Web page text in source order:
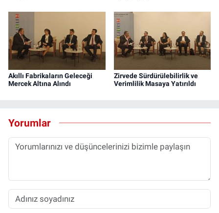
Akıllı Fabrikaların Geleceği
Mercek Altına Alındı
Zirvede Sürdürülebilirlik ve
Verimlilik Masaya Yatırıldı
Yorumlar